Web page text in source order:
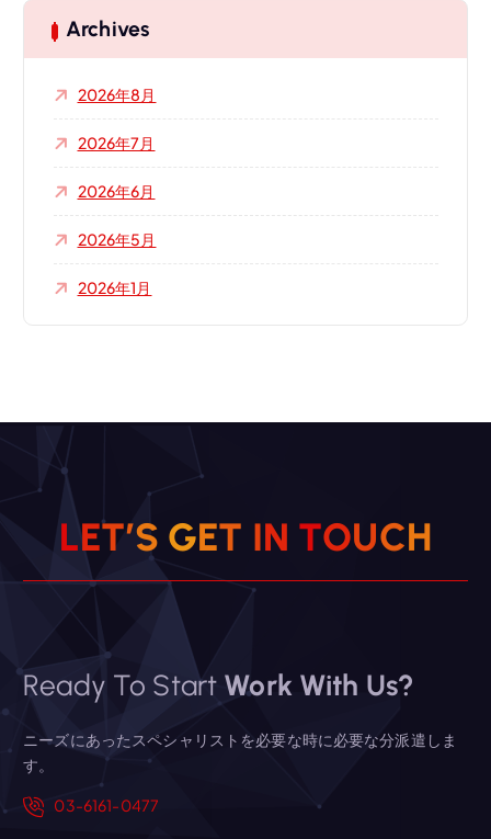
Archives
2026年8月
2026年7月
2026年6月
2026年5月
2026年1月
LET’S GET IN TOUCH
Ready To Start Work With Us?
ニーズにあったスペシャリストを必要な時に必要な分派遣しま
す。
03-6161-0477